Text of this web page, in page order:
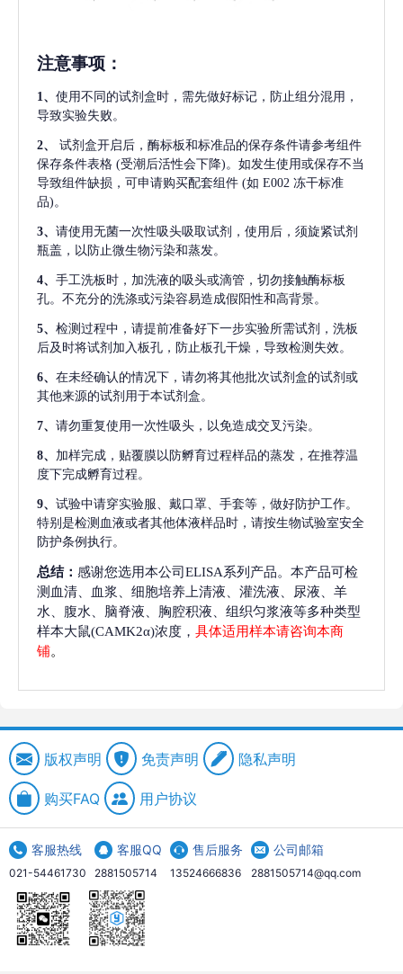
注意事项 ：
1、 使用不同的试剂盒时，需先做好标记，防止组分混用，
导致实验失败。
2、
试剂盒开启后，酶标板和标准品的保存条件请参考组件
保存条件表格 (受潮后活性会下降)。如发生使用或保存不当
导致组件缺损，可申请购买配套组件 (如 E002 冻干标准
品)。
3、 请使用无菌一次性吸头吸取试剂，使用后，须旋紧试剂
瓶盖，以防止微生物污染和蒸发。
4、 手工洗板时，加洗液的吸头或滴管，切勿接触酶标板
孔。不充分的洗涤或污染容易造成假阳性和高背景。
5、 检测过程中，请提前准备好下一步实验所需试剂，洗板
后及时将试剂加入板孔，防止板孔干燥，导致检测失效。
6、 在未经确认的情况下，请勿将其他批次试剂盒的试剂或
其他来源的试剂用于本试剂盒。
7、 请勿重复使用一次性吸头，以免造成交叉污染。
8、 加样完成，贴覆膜以防孵育过程样品的蒸发，在推荐温
度下完成孵育过程。
9、 试验中请穿实验服、戴口罩、手套等，做好防护工作。
特别是检测血液或者其他体液样品时，请按生物试验室安全
防护条例执行。
总结： 感谢您选用本公司ELISA系列产品。本产品可检
测血清、血浆、细胞培养上清液、灌洗液、尿液、羊
水、腹水、脑脊液、胸腔积液、组织匀浆液等多种类型
样本大鼠(CAMK2α)浓度， 具体适用样本请咨询本商
铺。
版权声明 免责声明 隐私声明
购买FAQ 用户协议
客服热线
021-54461730
客服QQ
2881505714
售后服务
13524666836
公司邮箱
2881505714@qq.com